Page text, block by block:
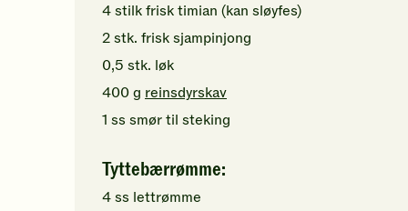
4stilkfrisk timian (kan sløyfes)
2stk. frisk sjampinjong
0,5 stk. løk
400g reinsdyrskav
1 ss smørtil steking
Tyttebærrømme:
4ss lettrømme